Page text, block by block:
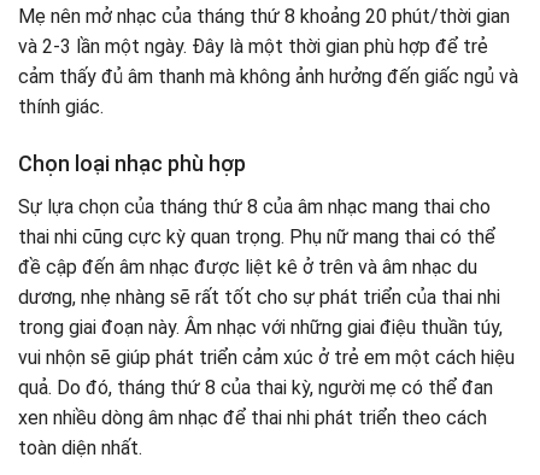
Mẹ nên mở nhạc của tháng thứ 8 khoảng 20 phút/thời gian
và 2-3 lần một ngày. Đây là một thời gian phù hợp để trẻ
cảm thấy đủ âm thanh mà không ảnh hưởng đến giấc ngủ và
thính giác.
Chọn loại nhạc phù hợp
Sự lựa chọn của tháng thứ 8 của âm nhạc mang thai cho
thai nhi cũng cực kỳ quan trọng. Phụ nữ mang thai có thể
đề cập đến âm nhạc được liệt kê ở trên và âm nhạc du
dương, nhẹ nhàng sẽ rất tốt cho sự phát triển của thai nhi
trong giai đoạn này. Âm nhạc với những giai điệu thuần túy,
vui nhộn sẽ giúp phát triển cảm xúc ở trẻ em một cách hiệu
quả. Do đó, tháng thứ 8 của thai kỳ, người mẹ có thể đan
xen nhiều dòng âm nhạc để thai nhi phát triển theo cách
toàn diện nhất.